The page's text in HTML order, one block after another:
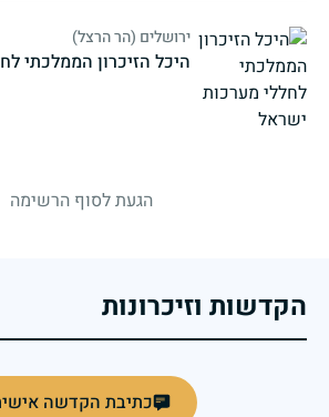
ירושלים (הר הרצל)
היכל הזיכרון הממלכתי
הגעת לסוף הרשימה
הקדשות וזיכרונות
כתיבת הקדשה